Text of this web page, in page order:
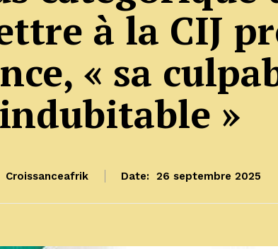
à la CIJ
« sa
indubitable »
Croissanceafrik Date: 26 septembre 2025